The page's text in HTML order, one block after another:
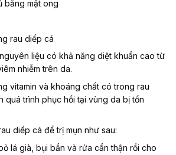
rau diếp cá
liệu có khả năng diệt khuẩn cao từ
nhiễm trên da.
vitamin và khoáng chất có trong rau
quá trình phục hồi tại vùng da bị tổn
diếp cá để trị mụn như sau:
lá già, bụi bẩn và rửa cẩn thận rồi cho